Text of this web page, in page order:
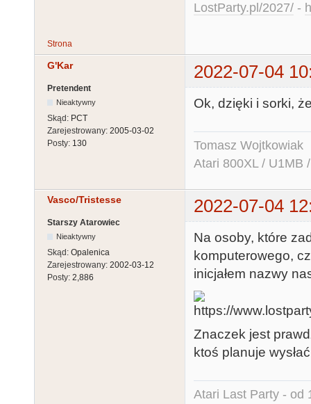
LostParty.pl/2027/ -
Strona
G'Kar 2022-07-04
Pretendent
Nieaktywny
Skąd: PCT
Zarejestrowany: 2005-03-02
Posty: 130
Ok, dzięki i sorki,
Tomasz Wojtkowiak
Atari 800XL / U1MB
Vasco/Tristesse 2022-07-04
Starszy Atarowiec
Nieaktywny
Skąd: Opalenica
Zarejestrowany: 2002-03-12
Posty: 2,886
Na osoby, które
komputerowego,
inicjałem nazwy
Znaczek jest
ktoś planuje
Atari Last Party - od